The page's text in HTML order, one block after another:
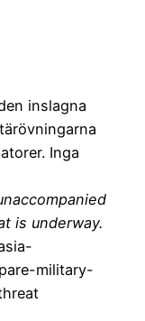
inslagna
Inga
is underway.
military-